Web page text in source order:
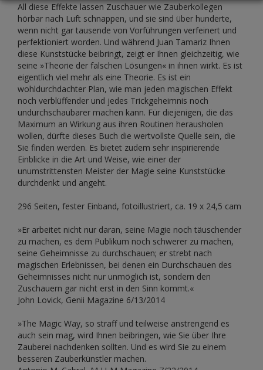
All diese Effekte lassen Zuschauer wie Zauberkollegen
hörbar nach Luft schnappen, und sie sind über hunderte,
wenn nicht gar tausende von Vorführungen verfeinert und
perfektioniert worden. Und während Juan Tamariz Ihnen
diese Kunststücke beibringt, zeigt er Ihnen gleichzeitig, wie
seine »Theorie der falschen Lösungen« in ihnen wirkt. Es ist
eigentlich viel mehr als eine Theorie. Es ist ein
wohldurchdachter Plan, wie man jeden magischen Effekt
noch verblüffender und jedes Trickgeheimnis noch
undurchschaubarer machen kann. Für diejenigen, die das
Maximum an Wirkung aus ihren Routinen herausholen
wollen, dürfte dieses Buch die wertvollste Quelle sein, die
Sie finden werden. Es bietet zudem sehr inspirierende
Einblicke in die Art und Weise, wie einer der
unumstrittensten Meister der Magie seine Kunststücke
durchdenkt und angeht.
296 Seiten, fester Einband, fotoillustriert, ca. 19 x 24,5 cam
»Er arbeitet nicht nur daran, seine Magie noch täuschender
zu machen, es dem Publikum noch schwerer zu machen,
seine Geheimnisse zu durchschauen; er strebt nach
magischen Erlebnissen, bei denen ein Durchschauen des
Geheimnisses nicht nur unmöglich ist, sondern den
Zuschauern gar nicht erst in den Sinn kommt.«
John Lovick, Genii Magazine 6/13/2014
»The Magic Way, so straff und teilweise anstrengend es
auch sein mag, wird Ihnen beibringen, wie Sie über Ihre
Zauberei nachdenken sollten. Und es wird Sie zu einem
besseren Zauberkünstler machen.